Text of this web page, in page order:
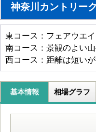
神奈川カントリー
東コース：フェアウエ
南コース：景観のよい
西コース：距離は短い
基本情報 相場グラフ